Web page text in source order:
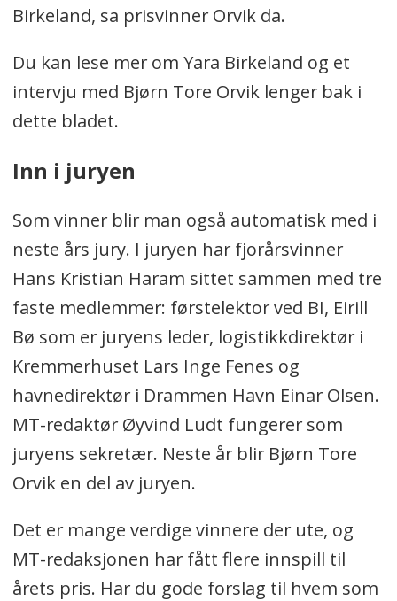
Birkeland, sa prisvinner Orvik da.
Du kan lese mer om Yara Birkeland og et
intervju med Bjørn Tore Orvik lenger bak i
dette bladet.
Inn i juryen
Som vinner blir man også automatisk med i
neste års jury. I juryen har fjorårsvinner
Hans Kristian Haram sittet sammen med tre
faste medlemmer: førstelektor ved BI, Eirill
Bø som er juryens leder, logistikkdirektør i
Kremmerhuset Lars Inge Fenes og
havnedirektør i Drammen Havn Einar Olsen.
MT-redaktør Øyvind Ludt fungerer som
juryens sekretær. Neste år blir Bjørn Tore
Orvik en del av juryen.
Det er mange verdige vinnere der ute, og
MT-redaksjonen har fått flere innspill til
årets pris. Har du gode forslag til hvem som